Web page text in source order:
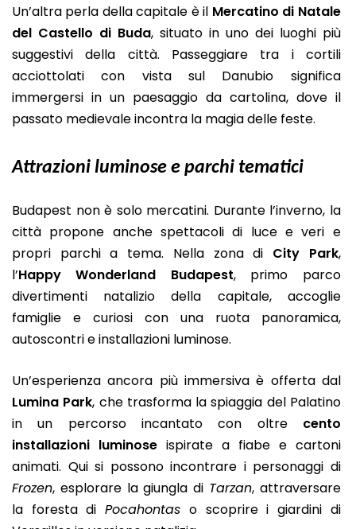
Un’altra perla della capitale è il Mercatino di Natale
del Castello di Buda, situato in uno dei luoghi più
suggestivi della città. Passeggiare tra i cortili
acciottolati con vista sul Danubio significa
immergersi in un paesaggio da cartolina, dove il
passato medievale incontra la magia delle feste.
Attrazioni luminose e parchi tematici
Budapest non è solo mercatini. Durante l’inverno, la
città propone anche spettacoli di luce e veri e
propri parchi a tema. Nella zona di City Park,
l’Happy Wonderland Budapest, primo parco
divertimenti natalizio della capitale, accoglie
famiglie e curiosi con una ruota panoramica,
autoscontri e installazioni luminose.
Un’esperienza ancora più immersiva è offerta dal
Lumina Park, che trasforma la spiaggia del Palatino
in un percorso incantato con oltre cento
installazioni luminoseispirate a fiabe e cartoni
animati. Qui si possono incontrare i personaggi di
Frozen, esplorare la giungla di Tarzan, attraversare
la foresta diPocahontas o scoprire i giardini di